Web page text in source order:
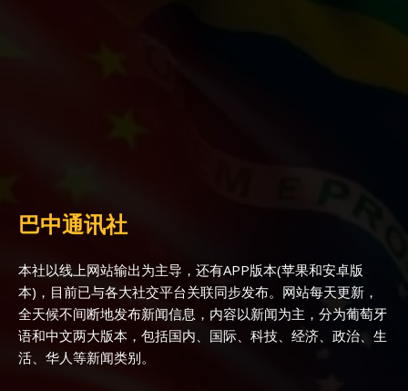
巴中通讯社
本社以线上网站输出为主导，还有APP版本(苹果和安卓版
本)，目前已与各大社交平台关联同步发布。网站每天更新，
全天候不间断地发布新闻信息，内容以新闻为主，分为葡萄牙
语和中文两大版本，包括国内、国际、科技、经济、政治、生
活、华人等新闻类别。